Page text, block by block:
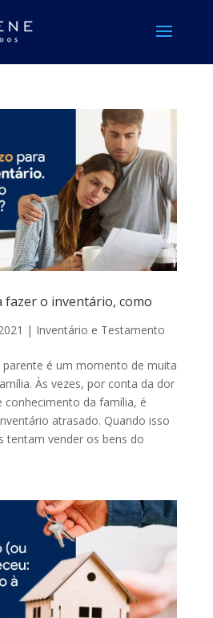
fazer o inventário, como
| Inventário e Testamento
é um momento de muita
Às vezes, por conta da dor
da família, é
atrasado. Quando isso
tentam vender os bens do